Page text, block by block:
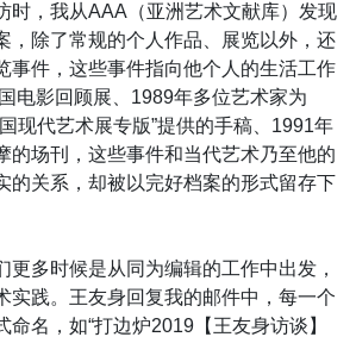
时，我从AAA（亚洲艺术文献库）发现
，除了常规的个人作品、展览以外，还
事件，这些事件指向他个人的生活工作
电影回顾展、1989年多位艺术家为
国现代艺术展专版”提供的手稿、1991年
的场刊，这些事件和当代艺术乃至他的
的关系，却被以完好档案的形式留存下
更多时候是从同为编辑的工作中出发，
实践。王友身回复我的邮件中，每一个
名，如“打边炉2019【王友身访谈】